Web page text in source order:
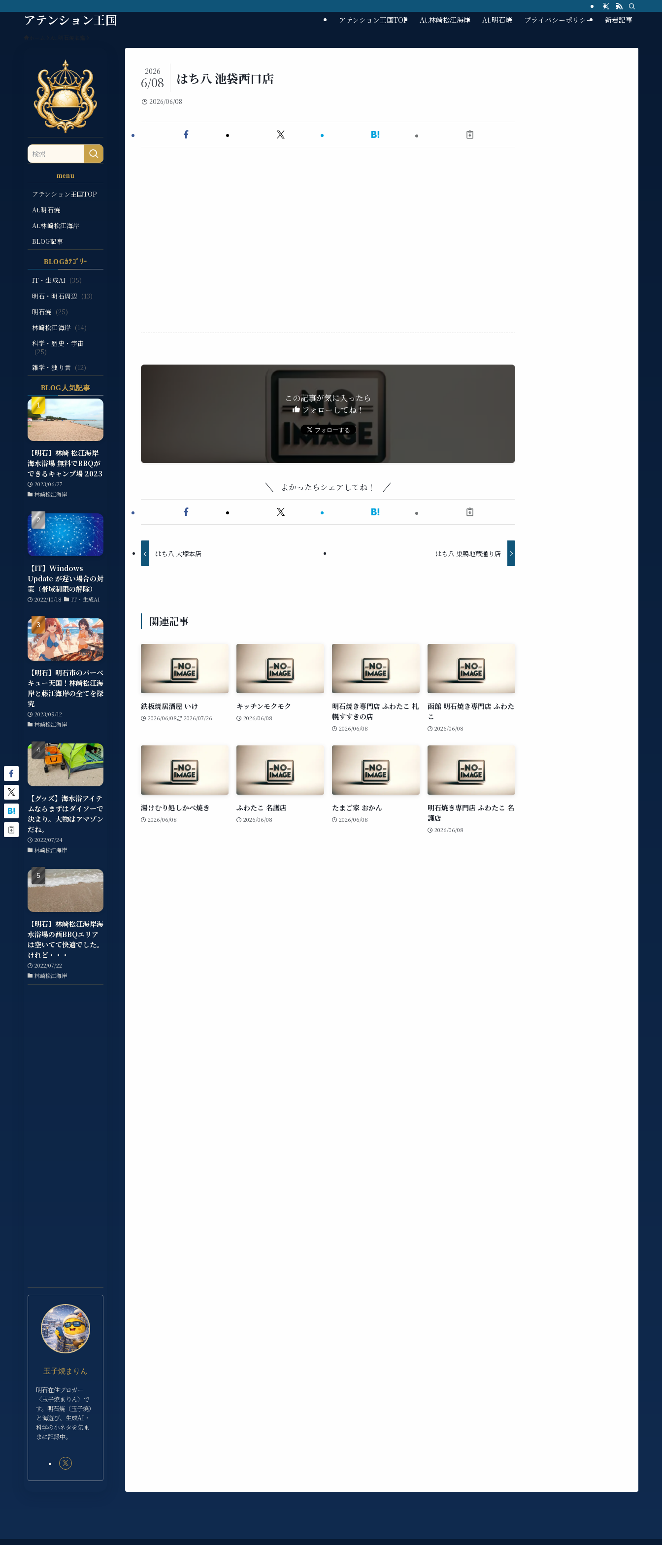
アテンション王国 アテンション王国TOP At.林崎松江海岸 At.明石焼 プライバシーポリシー 新着記事
はち八 池袋西口店
2026
6/08
2026/06/08
この記事が気に入ったら
フォローしてね！
よかったらシェアしてね！
はち八 大塚本店 はち八 巣鴨地蔵通り店
関連記事
鉄板焼居酒屋 いけ
2026/06/08 2026/07/26
キッチンモクモク
2026/06/08
明石焼き専門店 ふわたこ 札
幌すすきの店
2026/06/08
函館 明石焼き専門店 ふわた
こ
2026/06/08
湯けむり処しかべ焼き
2026/06/08
ふわたこ 名護店
2026/06/08
たまご家 おかん
2026/06/08
明石焼き専門店 ふわたこ 名
護店
2026/06/08
menu
アテンション王国TOP
At.明石焼
At.林崎松江海岸
BLOG記事
BLOGｶﾃｺﾞﾘｰ
IT・生成AI (35)
明石・明石周辺 (13)
明石焼 (25)
林崎松江海岸 (14)
科学・歴史・宇宙
(25)
雑学・独り言 (12)
BLOG人気記事
【明石】林崎 松江海岸
海水浴場 無料でBBQが
できるキャンプ場 2023
2023/06/27
林崎松江海岸
【IT】Windows
Update が遅い場合の対
策（帯域制限の解除）
2022/10/18 IT・生成AI
【明石】明石市のバーベ
キュー天国！林崎松江海
岸と藤江海岸の全てを探
究
2023/09/12
林崎松江海岸
【グッズ】海水浴アイテ
ムならまずはダイソーで
決まり。大物はアマゾン
だね。
2022/07/24
林崎松江海岸
【明石】林崎松江海岸海
水浴場の西BBQエリア
は空いてて快適でした。
けれど・・・
2022/07/22
林崎松江海岸
玉子焼まりん
明石在住ブロガー
〈玉子焼まりん〉で
す。明石焼（玉子焼）
と海遊び、生成AI・
科学の小ネタを気ま
まに記録中。